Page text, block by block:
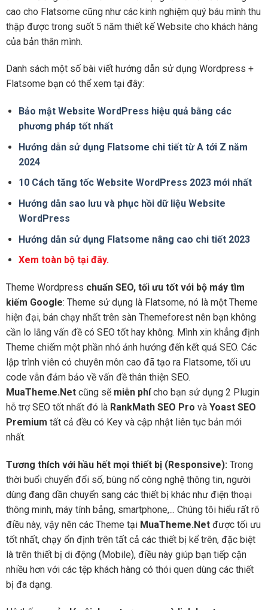
cao cho Flatsome cũng như các kinh nghiệm quý báu mình thu
thập được trong suốt 5 năm thiết kế Website cho khách hàng
của bản thân mình.
Danh sách một số bài viết hướng dẫn sử dụng Wordpress +
Flatsome bạn có thể xem tại đây:
Bảo mật Website WordPress hiệu quả bằng các
phương pháp tốt nhất
Hướng dẫn sử dụng Flatsome chi tiết từ A tới Z năm
2024
10 Cách tăng tốc Website WordPress 2023 mới nhất
Hướng dẫn sao lưu và phục hồi dữ liệu Website
WordPress
Hướng dẫn sử dụng Flatsome nâng cao chi tiết 2023
Xem toàn bộ tại đây.
Theme Wordpress chuẩn SEO, tối ưu tốt với bộ máy tìm
kiếm Google: Theme sử dụng là Flatsome, nó là một Theme
hiện đại, bán chạy nhất trên sàn Themeforest nên bạn không
cần lo lắng vấn đề có SEO tốt hay không. Mình xin khẳng định
Theme chiếm một phần nhỏ ảnh hướng đến kết quả SEO. Các
lập trình viên có chuyên môn cao đã tạo ra Flatsome, tối ưu
code vẫn đảm bảo về vấn đề thân thiện SEO.
MuaTheme.Net cũng sẽ miễn phícho bạn sử dụng 2 Plugin
hỗ trợ SEO tốt nhất đó là RankMath SEO Pro và Yoast SEO
Premium tất cả đều có Key và cập nhật liên tục bản mới
nhất.
Tương thích với hầu hết mọi thiết bị (Responsive): Trong
thời buổi chuyển đổi số, bùng nổ công nghệ thông tin, người
dùng đang dần chuyển sang các thiết bị khác như điện thoại
thông minh, máy tính bảng, smartphone,... Chúng tôi hiểu rất rõ
điều này, vậy nên các Theme tại MuaTheme.Net được tối ưu
tốt nhất, chạy ổn định trên tất cả các thiết bị kể trên, đặc biệt
là trên thiết bị di động (Mobile), điều này giúp bạn tiếp cận
nhiều hơn với các tệp khách hàng có thói quen dùng các thiết
bị đa dạng.